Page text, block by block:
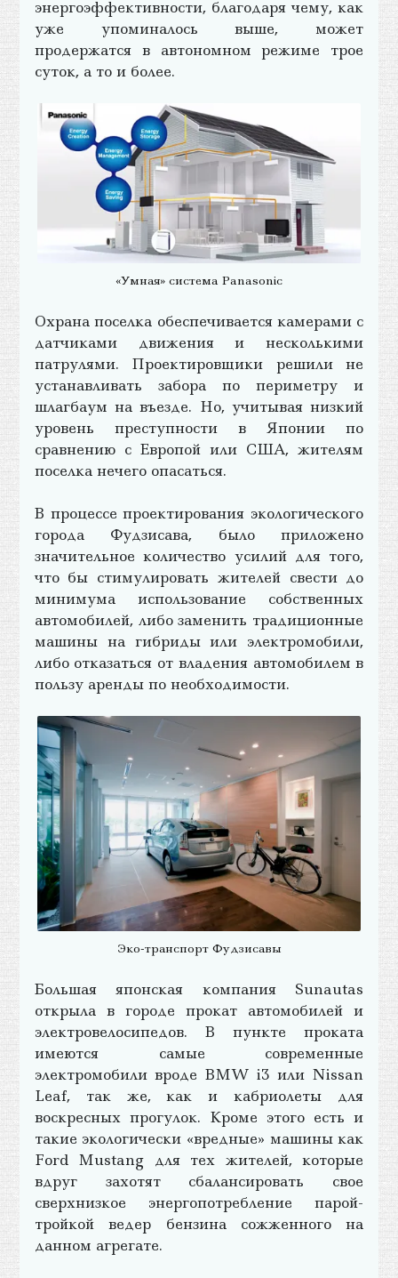
энергоэффективности, благодаря чему, как
уже упоминалось выше, может
продержатся в автономном режиме трое
суток, а то и более.
«Умная» система Panasonic
Охрана поселка обеспечивается камерами с
датчиками движения и несколькими
патрулями. Проектировщики решили не
устанавливать забора по периметру и
шлагбаум на въезде. Но, учитывая низкий
уровень преступности в Японии по
сравнению с Европой или США, жителям
поселка нечего опасаться.
В процессе проектирования экологического
города Фудзисава, было приложено
значительное количество усилий для того,
что бы стимулировать жителей свести до
минимума использование собственных
автомобилей, либо заменить традиционные
машины на гибриды или электромобили,
либо отказаться от владения автомобилем в
пользу аренды по необходимости.
Эко-транспорт Фудзисавы
Большая японская компания Sunautas
открыла в городе прокат автомобилей и
электровелосипедов. В пункте проката
имеются самые современные
электромобили вроде BMW i3 или Nissan
Leaf, так же, как и кабриолеты для
воскресных прогулок. Кроме этого есть и
такие экологически «вредные» машины как
Ford Mustang для тех жителей, которые
вдруг захотят сбалансировать свое
сверхнизкое энергопотребление парой-
тройкой ведер бензина сожженного на
данном агрегате.